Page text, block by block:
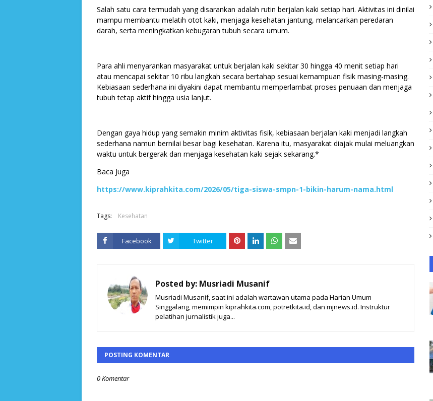
Salah satu cara termudah yang disarankan adalah rutin berjalan kaki setiap hari. Aktivitas ini dinilai
mampu membantu melatih otot kaki, menjaga kesehatan jantung, melancarkan peredaran
darah, serta meningkatkan kebugaran tubuh secara umum.
Para ahli menyarankan masyarakat untuk berjalan kaki sekitar 30 hingga 40 menit setiap hari
atau mencapai sekitar 10 ribu langkah secara bertahap sesuai kemampuan fisik masing-masing.
Kebiasaan sederhana ini diyakini dapat membantu memperlambat proses penuaan dan menjaga
tubuh tetap aktif hingga usia lanjut.
Dengan gaya hidup yang semakin minim aktivitas fisik, kebiasaan berjalan kaki menjadi langkah
sederhana namun bernilai besar bagi kesehatan. Karena itu, masyarakat diajak mulai meluangkan
waktu untuk bergerak dan menjaga kesehatan kaki sejak sekarang.*
Baca Juga
https://www.kiprahkita.com/2026/05/tiga-siswa-smpn-1-bikin-harum-nama.html
Tags: Kesehatan
Facebook Twitter
Posted by: Musriadi Musanif
Musriadi Musanif, saat ini adalah wartawan utama pada Harian Umum
Singgalang, memimpin kiprahkita.com, potretkita.id, dan mjnews.id. Instruktur
pelatihan jurnalistik juga...
POSTING KOMENTAR
0 Komentar